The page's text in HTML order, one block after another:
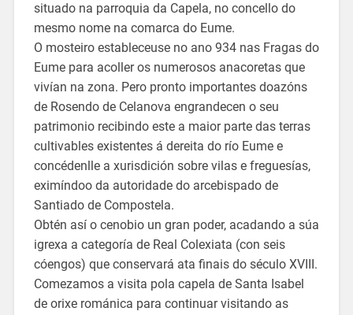
situado na parroquia da Capela, no concello do
mesmo nome na comarca do Eume.
O mosteiro estableceuse no ano 934 nas Fragas do
Eume para acoller os numerosos anacoretas que
vivían na zona. Pero pronto importantes doazóns
de Rosendo de Celanova engrandecen o seu
patrimonio recibindo este a maior parte das terras
cultivables existentes á dereita do río Eume e
concédenlle a xurisdición sobre vilas e freguesías,
eximíndoo da autoridade do arcebispado de
Santiado de Compostela.
Obtén así o cenobio un gran poder, acadando a súa
igrexa a categoría de Real Colexiata (con seis
cóengos) que conservará ata finais do século XVIII.
Comezamos a visita pola capela de Santa Isabel
de orixe románica para continuar visitando as